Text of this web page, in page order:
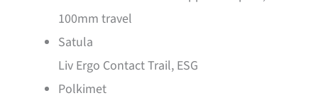
100mm travel
Satula
Liv Ergo Contact Trail, ESG
Polkimet